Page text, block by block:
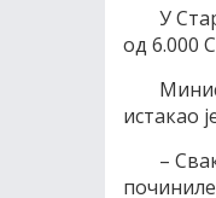
У
од 6.000
истакао
–